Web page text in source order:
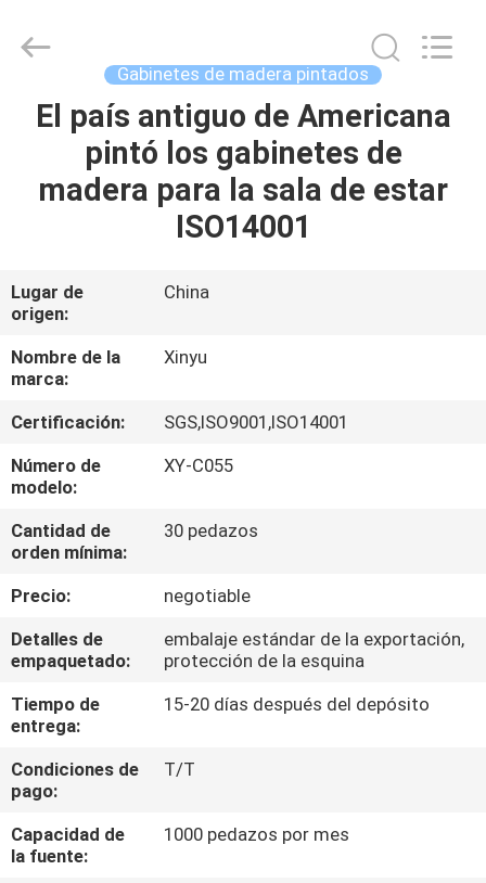
HOGAR
PRODUCTOS
NOSOTROS
VIAJE
DE
LA
FÁBRICA
CONTROL
CALIDAD
MAPA
DEL
SITIO
PRIVACY
POLICY
Dongguan
XinYu
Reserved.
Gabinetes de madera pintados
El país antiguo de Americana
pintó los gabinetes de
madera para la sala de estar
ISO14001
Lugar de
origen:
China
Nombre de la
marca:
Xinyu
Certificación:
SGS,ISO9001,ISO14001
Número de
modelo:
XY-C055
Cantidad de
orden mínima:
30 pedazos
Precio:
negotiable
Detalles de
empaquetado:
embalaje estándar de la exportación,
protección de la esquina
Tiempo de
entrega:
15-20 días después del depósito
Condiciones de
pago:
T/T
Capacidad de
la fuente:
1000 pedazos por mes